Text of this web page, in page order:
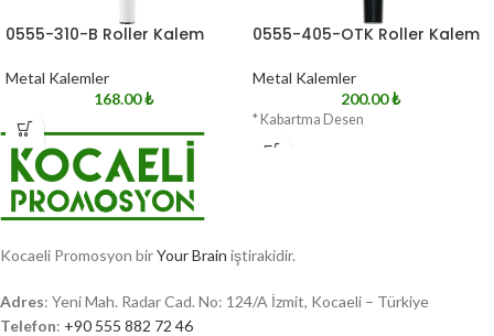
0555-310-B Roller Kalem
Metal Kalemler
168.00₺
0555-405-OTK Roller Kalem
Metal Kalemler
200.00₺
* Kabartma Desen
Kocaeli Promosyon birYour Brain iştirakidir.
Adres: Yeni Mah. Radar Cad. No: 124/A İzmit, Kocaeli – Türkiye
Telefon: +90 555 882 72 46